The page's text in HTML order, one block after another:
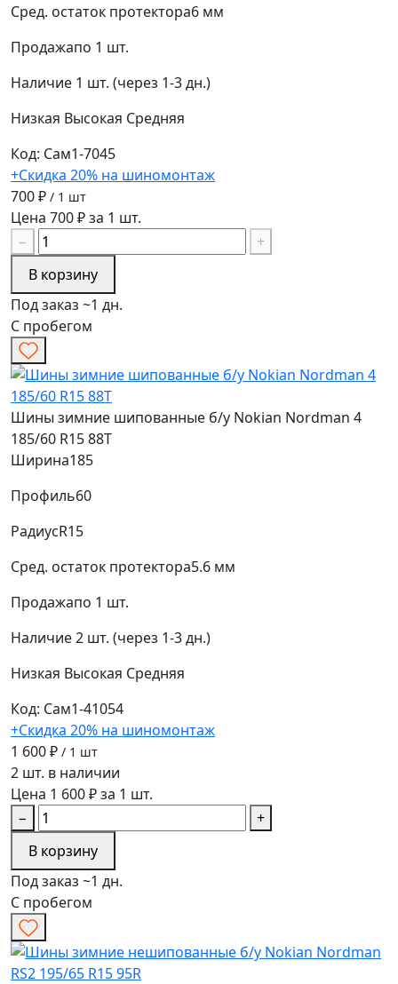
Сред. остаток протектора6 мм
Продажапо 1 шт.
Наличие 1 шт. (через 1-3 дн.)
Низкая Высокая Средняя
Код: Сам1-7045
+Скидка 20% на шиномонтаж
700 ₽ / 1 шт
Цена 700 ₽ за 1 шт.
−
+
В корзину
Под заказ ~1 дн.
С пробегом
Шины зимние шипованные б/у Nokian Nordman 4
185/60 R15 88T
Ширина185
Профиль60
РадиусR15
Сред. остаток протектора5.6 мм
Продажапо 1 шт.
Наличие2 шт. (через 1-3 дн.)
Низкая Высокая Средняя
Код: Сам1-41054
+Скидка 20% на шиномонтаж
1 600 ₽ / 1 шт
2 шт. в наличии
Цена 1 600 ₽ за 1 шт.
−
+
В корзину
Под заказ ~1 дн.
С пробегом